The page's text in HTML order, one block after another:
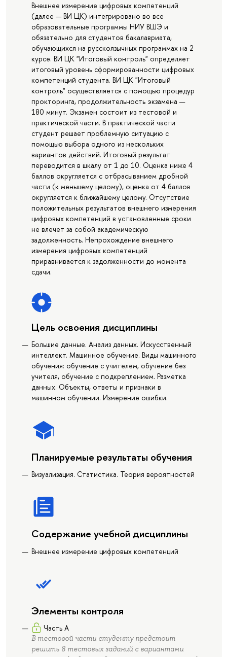
Внешнее измерение цифровых компетенций
(далее — ВИ ЦК) интегрировано во все
образовательные программы НИУ ВШЭ и
обязательно для студентов бакалавриата,
обучающихся на русскоязычных программах на 2
курсе. ВИ ЦК "Итоговый контроль" определяет
итоговый уровень сформированности цифровых
компетенций студента. ВИ ЦК "Итоговый
контроль" осуществляется с помощью процедур
прокторинга, продолжительность экзамена —
180 минут. Экзамен состоит из тестовой и
практической части. В практической части
студент решает проблемную ситуацию с
помощью выбора одного из нескольких
вариантов действий. Итоговый результат
переводится в шкалу от 1 до 10. Оценка ниже 4
баллов округляется с отбрасыванием дробной
части (к меньшему целому), оценка от 4 баллов
округляется к ближайшему целому. Отсутствие
положительных результатов внешнего измерения
цифровых компетенций в установленные сроки
не влечет за собой академическую
задолженность. Непрохождение внешнего
измерения цифровых компетенций
приравнивается к задолженности до момента
сдачи.
Цель освоения дисциплины
Большие данные. Анализ данных. Искусственный
интеллект. Машинное обучение. Виды машинного
обучения: обучение с учителем, обучение без
учителя, обучение с подкреплением. Разметка
данных. Объекты, ответы и признаки в
машинном обучении. Измерение ошибки.
Планируемые результаты обучения
Визуализация. Статистика. Теория вероятностей
Содержание учебной дисциплины
Внешнее измерение цифровых компетенций
Элементы контроля
Часть А
В тестовой части студенту предстоит
решить 8 тестовых заданий с вариантами